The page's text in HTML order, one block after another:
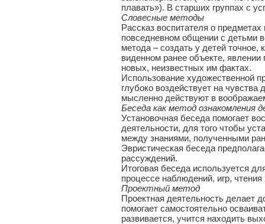
плавать»). В старших группах с
Словесные методы
Рассказ воспитателя о
повседневном общении с детьми
метода – создать у детей
виденном ранее объекте,
новых, неизвестных им фактах.
Использование художественной
глубоко воздействует на
мысленно действуют в
Беседа как метод ознакомления
Установочная беседа помогает
деятельности, для того чтобы
между знаниями, полученными
Эвристическая беседа
рассуждений.
Итоговая беседа используется
процессе наблюдений, игр,
Проектный метод
Проектная деятельность делает
помогает самостоятельно
развивается, учится находить